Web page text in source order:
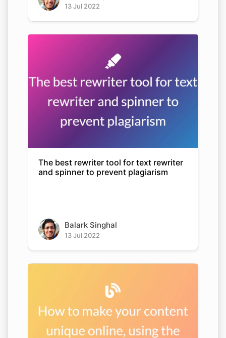
13 Jul 2022
The best rewriter tool for text rewriter
and spinner to prevent plagiarism
Balark Singhal
13 Jul 2022